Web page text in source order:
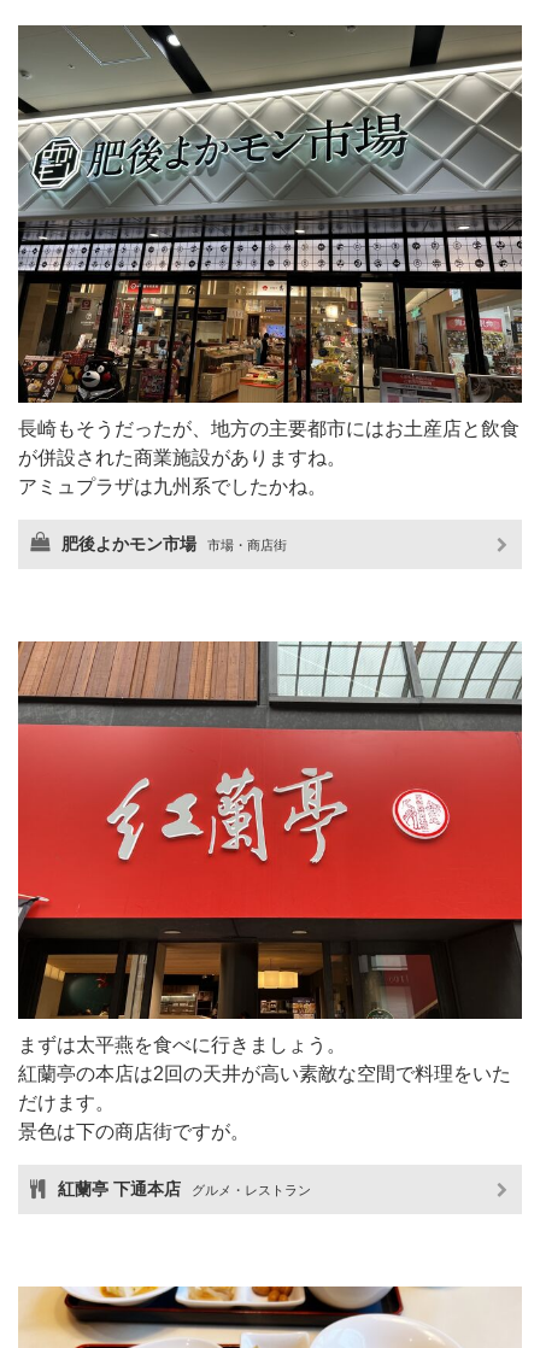
長崎もそうだったが、地方の主要都市にはお土産店と飲食
が併設された商業施設がありますね。
アミュプラザは九州系でしたかね。
肥後よかモン市場 市場・商店街
まずは太平燕を食べに行きましょう。
紅蘭亭の本店は2回の天井が高い素敵な空間で料理をいた
だけます。
景色は下の商店街ですが。
紅蘭亭 下通本店 グルメ・レストラン